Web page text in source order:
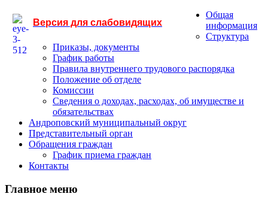
Версия для слабовидящих
Общая
информация
Структура
Приказы, документы
График работы
Правила внутреннего трудового распорядка
Положение об отделе
Комиссии
Сведения о доходах, расходах, об имуществе и
обязательствах
Андроповский муниципальный округ
Представительный орган
Обращения граждан
График приема граждан
Контакты
Главное меню